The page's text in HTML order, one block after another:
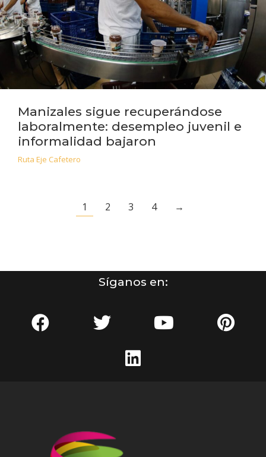
Manizales sigue recuperándose
laboralmente: desempleo juvenil e
informalidad bajaron
Ruta Eje Cafetero
1 2 3 4 →
Síganos en: